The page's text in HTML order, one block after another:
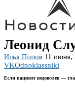
Леонид
Илья Попов 11 июня,
VKOdnoklassniki
Если пациент недоволен —